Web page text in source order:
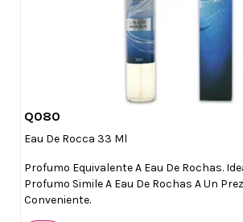
Q080
Eau De Rocca 33 Ml
Profumo Equivalente A Eau De Rochas.
Profumo Simile A Eau De Rochas A Un
Conveniente.